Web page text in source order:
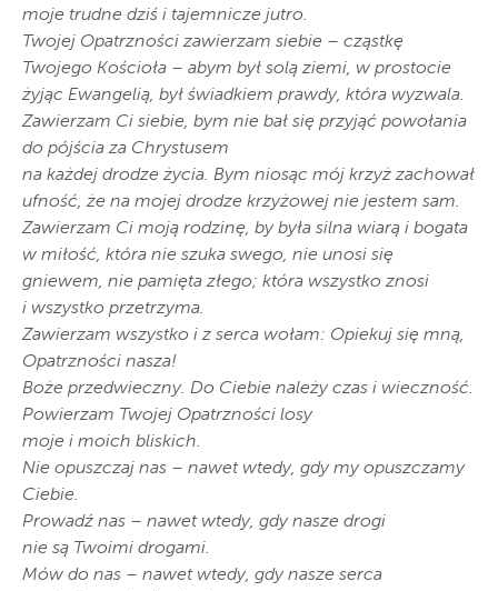
moje trudne dziś i tajemnicze jutro.
Twojej Opatrzności zawierzam siebie – cząstkę
Twojego Kościoła – abym był solą ziemi, w prostocie
żyjąc Ewangelią, był świadkiem prawdy, która wyzwala.
Zawierzam Ci siebie, bym nie bał się przyjąć powołania
do pójścia za Chrystusem
na każdej drodze życia. Bym niosąc mój krzyż zachował
ufność, że na mojej drodze krzyżowej nie jestem sam.
Zawierzam Ci moją rodzinę, by była silna wiarą i bogata
w miłość, która nie szuka swego, nie unosi się
gniewem, nie pamięta złego; która wszystko znosi
i wszystko przetrzyma.
Zawierzam wszystko i z serca wołam: Opiekuj się mną,
Opatrzności nasza!
Boże przedwieczny. Do Ciebie należy czas i wieczność.
Powierzam Twojej Opatrzności losy
moje i moich bliskich.
Nie opuszczaj nas – nawet wtedy, gdy my opuszczamy
Ciebie.
Prowadź nas – nawet wtedy, gdy nasze drogi
nie są Twoimi drogami.
Mów do nas – nawet wtedy, gdy nasze serca